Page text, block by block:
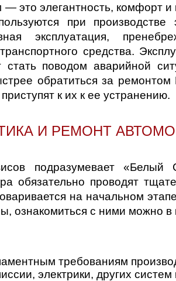
— это элегантность, комфорт
при
эксплуатация,
средства.
стать поводом аварийной
обратиться за
к их к ее устранению.
И РЕМОНТ
подразумевает «Белый
обязательно проводят
на начальном
ознакомиться с ними можно в
требованиям
электрики, других систем